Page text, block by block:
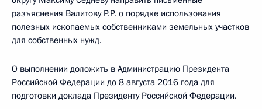
разъяснения Валитову Р.Р. о порядке использования
полезных ископаемых собственниками земельных участков
для собственных нужд.
О выполнении доложить в Администрацию Президента
Российской Федерации до 8 августа 2016 года для
подготовки доклада Президенту Российской Федерации.